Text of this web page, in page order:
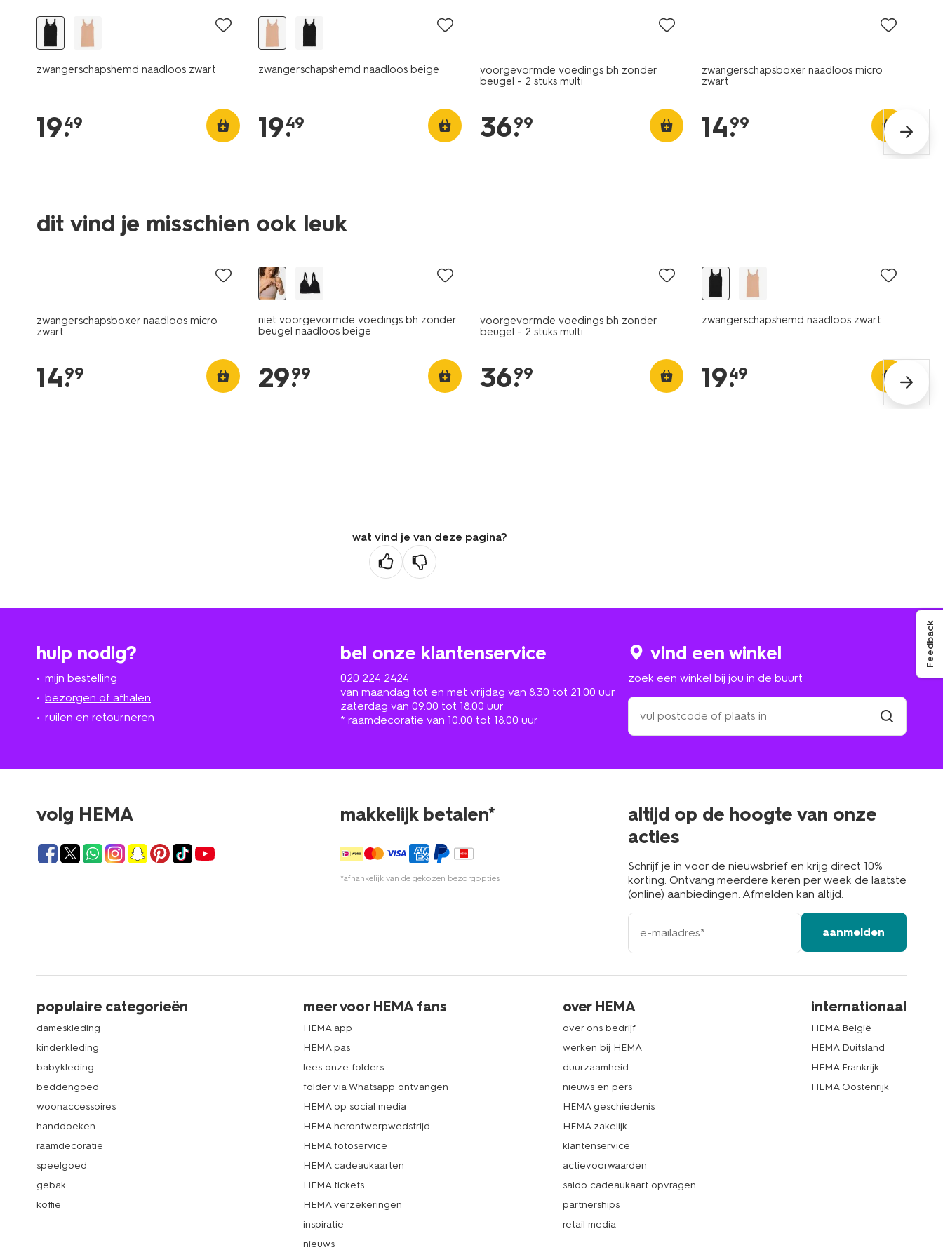
zwangerschapshemd naadloos zwart
19.
49
zwangerschapshemd naadloos beige
19.
49
voorgevormde voedings bh zonder
beugel - 2 stuks multi
36.
99
zwangerschapsboxer naadloos micro
zwart
14.
99
dit vind je misschien ook leuk
zwangerschapsboxer naadloos micro
zwart
14.
99
niet voorgevormde voedings bh zonder
beugel naadloos beige
29.
99
voorgevormde voedings bh zonder
beugel - 2 stuks multi
36.
99
zwangerschapshemd naadloos zwart
19.
49
wat vind je van deze pagina?
hulp nodig?
mijn bestelling
bezorgen of afhalen
ruilen en retourneren
bel onze klantenservice
020 224 2424
van maandag tot en met vrijdag van 8.30 tot 21.00 uur
zaterdag van 09.00 tot 18.00 uur
* raamdecoratie van 10.00 tot 18.00 uur
vind een winkel
zoek een winkel bij jou in de buurt
zoek
een
winkel
in
volg HEMA makkelijk betalen*
*afhankelijk van de gekozen bezorgopties
altijd op de hoogte van onze
acties
Schrijf je in voor de nieuwsbrief en krijg direct 10%
korting. Ontvang meerdere keren per week de laatste
(online) aanbiedingen. Afmelden kan altijd.
e-
mailadres
aanmelden
populaire categorieën
dameskleding
kinderkleding
babykleding
beddengoed
woonaccessoires
handdoeken
raamdecoratie
speelgoed
gebak
koffie
meer voor HEMA fans
HEMA app
HEMA pas
lees onze folders
folder via Whatsapp ontvangen
HEMA op social media
HEMA herontwerpwedstrijd
HEMA fotoservice
HEMA cadeaukaarten
HEMA tickets
HEMA verzekeringen
inspiratie
nieuws
over HEMA
over ons bedrijf
werken bij HEMA
duurzaamheid
nieuws en pers
HEMA geschiedenis
HEMA zakelijk
klantenservice
actievoorwaarden
saldo cadeaukaart opvragen
partnerships
retail media
internationaal
HEMA België
HEMA Duitsland
HEMA Frankrijk
HEMA Oostenrijk
Feedback